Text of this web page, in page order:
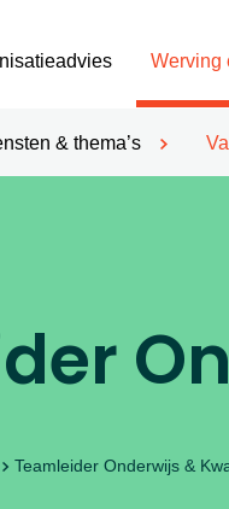
Werving
& thema’s
Teamleider Onderwijs &